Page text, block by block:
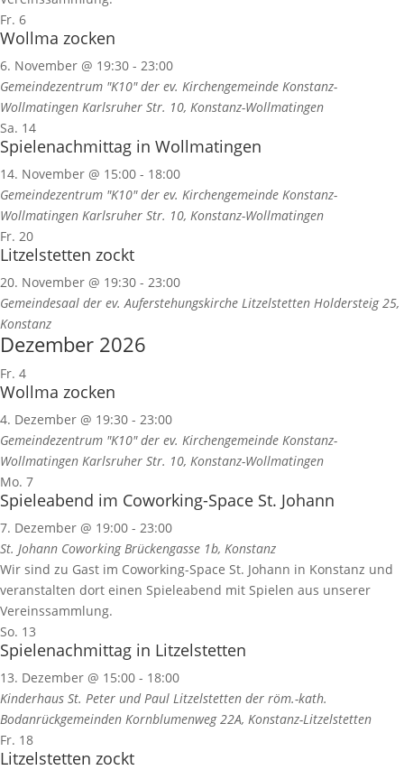
Fr. 6
Wollma zocken
6. November @ 19:30 - 23:00
Gemeindezentrum "K10" der ev. Kirchengemeinde Konstanz-
Wollmatingen Karlsruher Str. 10, Konstanz-Wollmatingen
Sa. 14
Spielenachmittag in Wollmatingen
14. November @ 15:00 - 18:00
Gemeindezentrum "K10" der ev. Kirchengemeinde Konstanz-
Wollmatingen Karlsruher Str. 10, Konstanz-Wollmatingen
Fr. 20
Litzelstetten zockt
20. November @ 19:30 - 23:00
Gemeindesaal der ev. Auferstehungskirche Litzelstetten Holdersteig 25,
Konstanz
Dezember 2026
Fr. 4
Wollma zocken
4. Dezember @ 19:30 - 23:00
Gemeindezentrum "K10" der ev. Kirchengemeinde Konstanz-
Wollmatingen Karlsruher Str. 10, Konstanz-Wollmatingen
Mo. 7
Spieleabend im Coworking-Space St. Johann
7. Dezember @ 19:00 - 23:00
St. Johann Coworking Brückengasse 1b, Konstanz
Wir sind zu Gast im Coworking-Space St. Johann in Konstanz und
veranstalten dort einen Spieleabend mit Spielen aus unserer
Vereinssammlung.
So. 13
Spielenachmittag in Litzelstetten
13. Dezember @ 15:00 - 18:00
Kinderhaus St. Peter und Paul Litzelstetten der röm.-kath.
Bodanrückgemeinden Kornblumenweg 22A, Konstanz-Litzelstetten
Fr. 18
Litzelstetten zockt